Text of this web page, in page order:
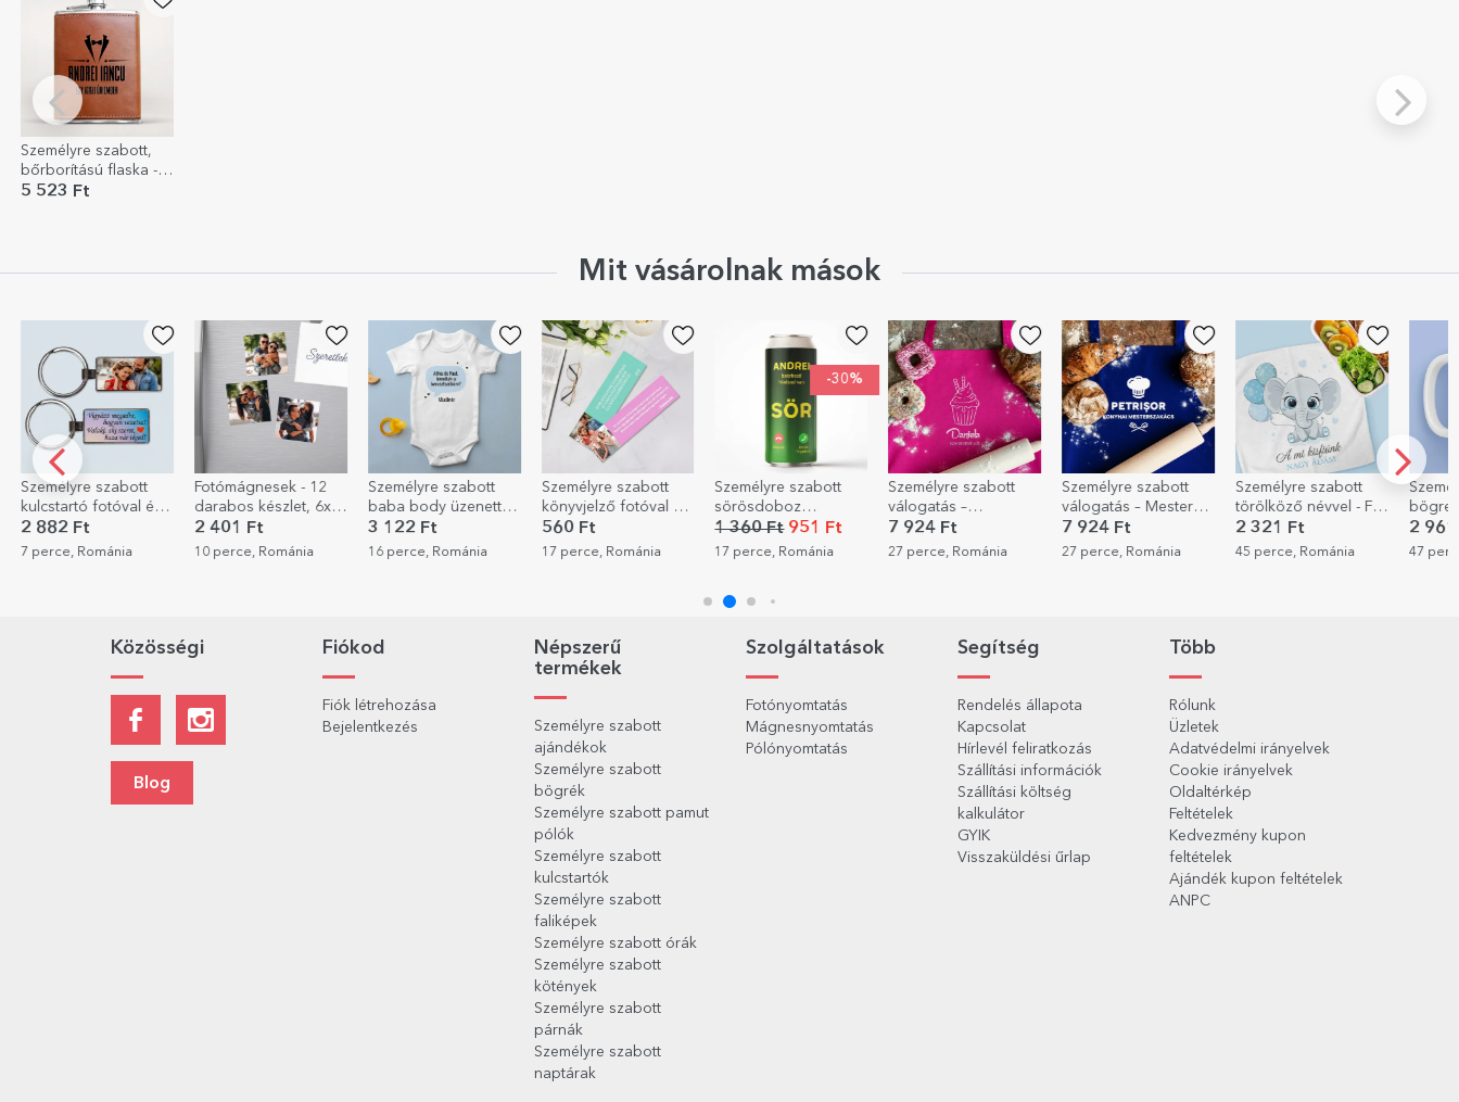
Személyre szabott,
bőrborítású flaska -
Tuxedo
5 523 Ft
Mit vásárolnak mások
Személyre szabott
kulcstartó fotóval és
szöveggel
2 882 Ft
7 perce, Románia
Fotómágnesek - 12
darabos készlet, 6x6
cm
2 401 Ft
10 perce, Románia
Személyre szabott
baba body üzenettel
- Nasi kérés
3 122 Ft
16 perce, Románia
Személyre szabott
könyvjelző fotóval és
üzenettel
560 Ft
17 perce, Románia
-30%
Személyre szabott
sörösdoboz
szöveggel - Bejövő
hívás
1 360 Ft951 Ft
17 perce, Románia
Személyre szabott
válogatás –
Szeretettel sütve
7 924 Ft
27 perce, Románia
Személyre szabott
válogatás – Mester
szakács a konyhában
7 924 Ft
27 perce, Románia
Személyre szabott
törölköző névvel - Fiú
csecsemő
2 321 Ft
45 perce, Románia
bögre,
2
47
Közösségi
Blog
Fiókod
Fiók létrehozása
Bejelentkezés
Népszerű
termékek
Személyre szabott
ajándékok
Személyre szabott
bögrék
Személyre szabott pamut
pólók
Személyre szabott
kulcstartók
Személyre szabott
faliképek
Személyre szabott órák
Személyre szabott
kötények
Személyre szabott
párnák
Személyre szabott
naptárak
Szolgáltatások
Fotónyomtatás
Mágnesnyomtatás
Pólónyomtatás
Segítség
Rendelés állapota
Kapcsolat
Hírlevél feliratkozás
Szállítási információk
Szállítási költség
kalkulátor
GYIK
Visszaküldési űrlap
Több
Rólunk
Üzletek
Adatvédelmi irányelvek
Cookie irányelvek
Oldaltérkép
Feltételek
Kedvezmény kupon
feltételek
Ajándék kupon feltételek
ANPC